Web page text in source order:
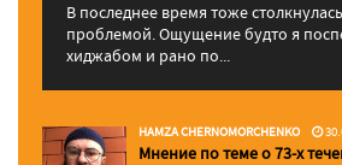
В последнее время тоже
проблемой. Ощущение будто я
хиджабом и рано по...
HAMZA CHERNOMORCHENKO
Мнение по теме о 73-х